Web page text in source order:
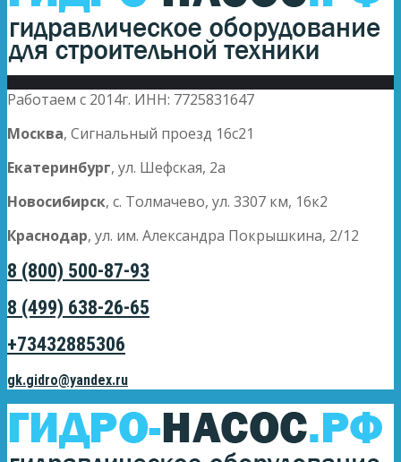
Работаем с 2014г. ИНН: 7725831647
Москва, Сигнальный проезд 16с21
Екатеринбург, ул. Шефская, 2а
Новосибирск, с. Толмачево, ул. 3307 км, 16к2
Краснодар, ул. им. Александра Покрышкина, 2/12
8 (800) 500-87-93
8 (499) 638-26-65
+73432885306
gk.gidro@yandex.ru